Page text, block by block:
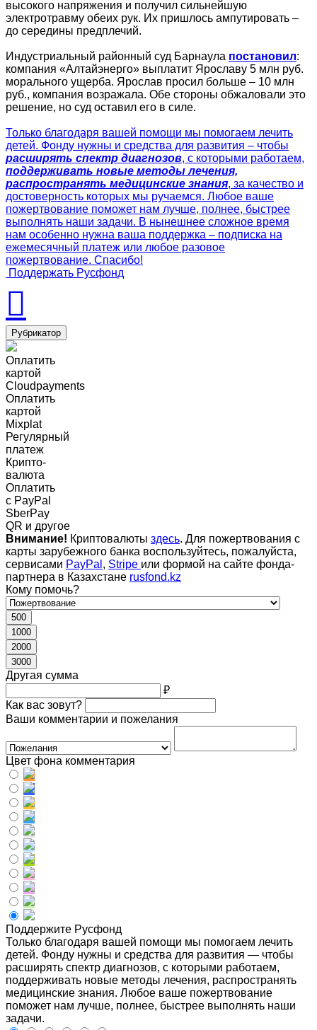
высокого напряжения и получил сильнейшую
электротравму обеих рук. Их пришлось ампутировать –
до середины предплечий.
Индустриальный районный суд Барнаула постановил:
компания «Алтайэнерго» выплатит Ярославу 5 млн руб.
морального ущерба. Ярослав просил больше – 10 млн
руб., компания возражала. Обе стороны обжаловали это
решение, но суд оставил его в силе.
Только благодаря вашей помощи мы помогаем лечить
детей. Фонду нужны и средства для развития – чтобы
расширять спектр диагнозов, с которыми работаем,
поддерживать новые методы лечения,
распространять медицинские знания, за качество и
достоверность которых мы ручаемся. Любое ваше
пожертвование поможет нам лучше, полнее, быстрее
выполнять наши задачи. В нынешнее сложное время
нам особенно нужна ваша поддержка – подписка на
ежемесячный платеж или любое разовое
пожертвование. Спасибо!
Поддержать Русфонд
Рубрикатор
Оплатить
картой
Cloudpayments
Оплатить
картой
Mixplat
Регулярный
платеж
Крипто-
валюта
Оплатить
c PayPal
SberPay
QR и другое
Внимание! Криптовалюты здесь. Для пожертвования с
карты зарубежного банка воспользуйтесь, пожалуйста,
сервисами PayPal , Stripe или формой на сайте фонда-
партнера в Казахстане rusfond.kz
Кому помочь?
500
1000
2000
3000
Другая сумма
₽
Как вас зовут?
Ваши комментарии и пожелания
Цвет фона комментария
Поддержите Русфонд
Только благодаря вашей помощи мы помогаем лечить
детей. Фонду нужны и средства для развития — чтобы
расширять спектр диагнозов, с которыми работаем,
поддерживать новые методы лечения, распространять
медицинские знания. Любое ваше пожертвование
поможет нам лучше, полнее, быстрее выполнять наши
задачи.